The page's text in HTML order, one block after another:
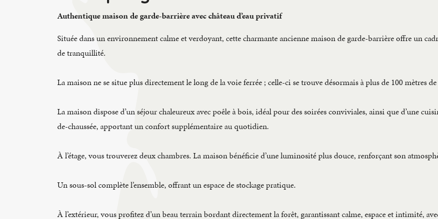
Authentique maison de garde-barrière avec château d’eau privatif
Située dans un environnement calme et verdoyant, cette charmante ancienne maison de garde-barrière offre un
de tranquillité.
La maison ne se situe plus directement le long de la voie ferrée ; celle-ci se trouve désormais à plus de 100 mètres
La maison dispose d’un séjour chaleureux avec poêle à bois, idéal pour des soirées conviviales, ainsi que d’une
de-chaussée, apportant un confort supplémentaire au quotidien.
À l’étage, vous trouverez deux chambres. La maison bénéficie d’une luminosité plus douce, renforçant son
Un sous-sol complète l’ensemble, offrant un espace de stockage pratique.
À l’extérieur, vous profitez d’un beau terrain bordant directement la forêt, garantissant calme, espace et intimité,